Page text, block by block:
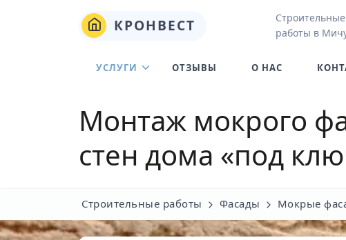
КРОНВЕСТ
работы в
УСЛУГИ ОТЗЫВЫ О НАС
Монтаж мокрого
стен дома «под
Строительные работы Фасады Мокрые